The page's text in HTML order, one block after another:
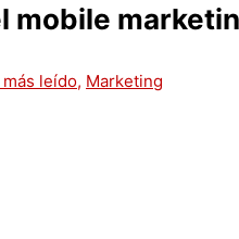
mobile
más leído, Marketing